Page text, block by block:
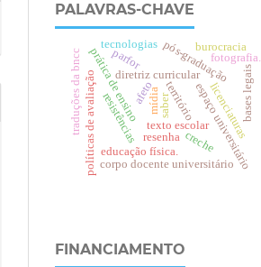
PALAVRAS-CHAVE
resenha
território
diretriz curricular
prática de ensino
texto escolar
políticas de avaliação espaço universitário
pós-graduação
saber
corpo docente universitário
mídia licenciaturas
parfor
educação física. creche
bases legais
traduções da bncc
tecnologias
fotografia.
afeto
resistências
burocracia
FINANCIAMENTO